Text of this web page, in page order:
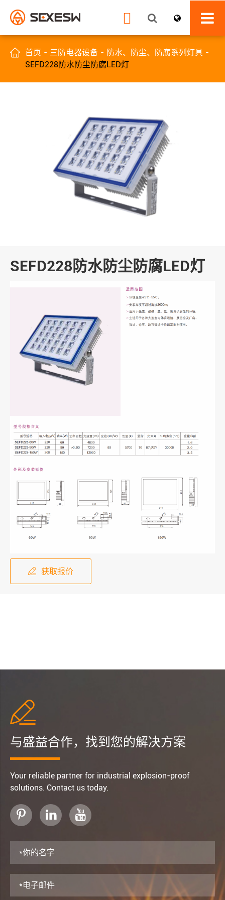

 首页 三防电器设备
防水、防尘、防腐系列灯具
SEFD228防水防尘防腐LED灯
SEFD228防水防尘防腐LED灯
 获取报价

与盛益合作，找到您的解决方案
Your reliable partner for industrial explosion-proof
solutions. Contact us today.